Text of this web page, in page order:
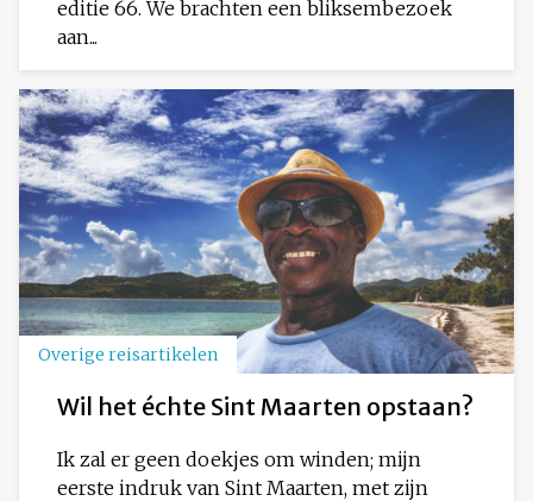
editie 66. We brachten een bliksembezoek
aan...
Overige reisartikelen
Wil het échte Sint Maarten opstaan?
Ik zal er geen doekjes om winden; mijn
eerste indruk van Sint Maarten, met zijn